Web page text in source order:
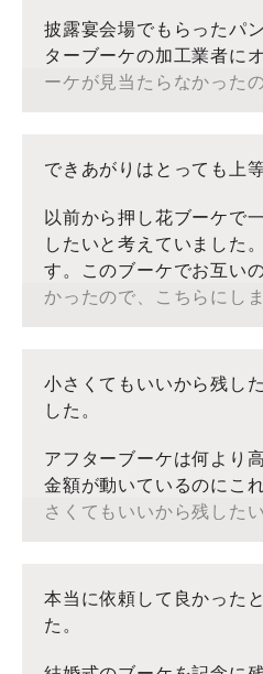
※当社ぶるーむでは、アフタ
ラワーと呼んでおりますが、
ま転記しております。
でした。生花は枯れてし
ずっと美しさを楽しむこ
して良かったとおもいまし
■ぶるーむ：YouTube
■お客様の声：トップ
※当社ぶるーむでは、アフタ
ラワーと呼んでおりますが、
ま転記しております。
披露宴会場でもらったパ
ターブーケの加工業者に
ーケが見当たらなかった
んでいました。自分のウ
ので、ネットで探してぶ
助かりました。アフター
されたい方にはオススメで
■ぶるーむ：インスタグラム
※当社ぶるーむでは、アフタ
ラワーと呼んでおりますが、
できあがりはとっても上
以前から押し花ブーケで
したいと考えていました
す。このブーケでお互い
かったので、こちらにし
とても上等で繊細！！ぶ
お花をこよなく愛してい
て、本当にアフターブー
■ぶるーむ：インスタグラム
■ぶるーむ：YouTube
※当社ぶるーむでは、アフタ
ラワーと呼んでおりますが、
ま転記しております。
小さくてもいいから残し
した。
アフターブーケは何より
金額が動いているのにこ
さくてもいいから残した
こちらに辿り着きました
リティの高さに感激しま
ています。本当にありが
本当に依頼して良かった
た。